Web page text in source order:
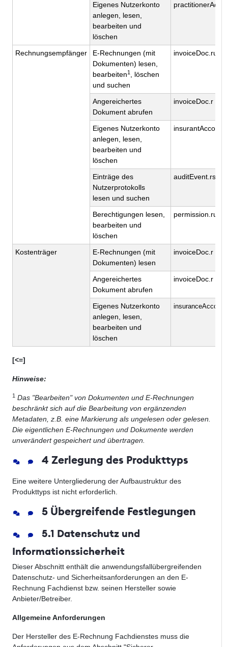
Eigenes Nutzerkonto
anlegen, lesen,
bearbeiten und
löschen
Rechnungsempfänger
E-Rechnungen (mit
Dokumenten) lesen,
bearbeiten1
, löschen
und suchen
invoiceDoc.ruds
Angereichertes
Dokument abrufen
invoiceDoc.r
Eigenes Nutzerkonto
anlegen, lesen,
bearbeiten und
löschen
Einträge des
Nutzerprotokolls
lesen und suchen
auditEvent.rs
Berechtigungen lesen,
bearbeiten und
löschen
permission.rud
Kostenträger
E-Rechnungen (mit
Dokumenten) lesen
invoiceDoc.r
Angereichertes
Dokument abrufen
invoiceDoc.r
Eigenes Nutzerkonto
anlegen, lesen,
bearbeiten und
löschen
insuranceAccount
[<=]
Hinweise:
1 Das "Bearbeiten" von Dokumenten und E-Rechnungen
beschränkt sich auf die Bearbeitung von ergänzenden
Metadaten, z.B. eine Markierung als ungelesen oder gelesen.
Die eigentlichen E-Rechnungen und Dokumente werden
unverändert gespeichert und übertragen.
4 Zerlegung des Produkttyps
Eine weitere Untergliederung der Aufbaustruktur des
Produkttyps ist nicht erforderlich.
5 Übergreifende Festlegungen
5.1 Datenschutz und
Informationssicherheit
Dieser Abschnitt enthält die anwendungsfallübergreifenden
Datenschutz- und Sicherheitsanforderungen an den E-
Rechnung Fachdienst bzw. seinen Hersteller sowie
Anbieter/Betreiber.
Allgemeine Anforderungen
Der Hersteller des E-Rechnung Fachdienstes muss die